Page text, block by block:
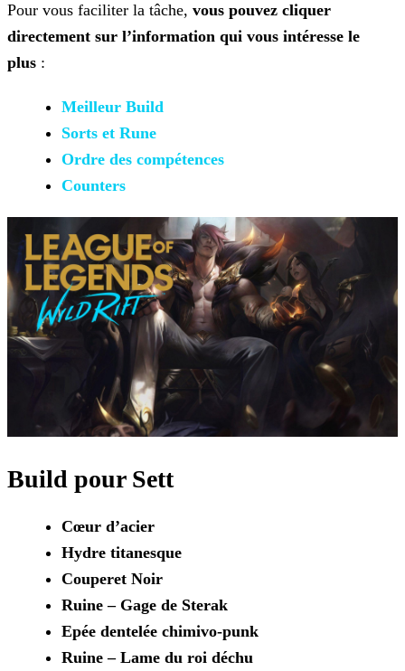
Pour vous faciliter la tâche, vous pouvez cliquer
directement sur l’information qui vous intéresse le
plus :
Meilleur Build
Sorts et Rune
Ordre des compétences
Counters
Build pour Sett
Cœur d’acier
Hydre titanesque
Couperet Noir
Ruine – Gage de Sterak
Epée dentelée chimivo-punk
Ruine – Lame du roi déchu